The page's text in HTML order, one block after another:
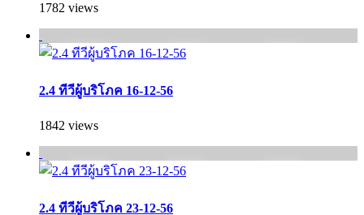
1782 views
2.4 ทีวีผู้บริโภค 16-12-56
1842 views
2.4 ทีวีผู้บริโภค 23-12-56